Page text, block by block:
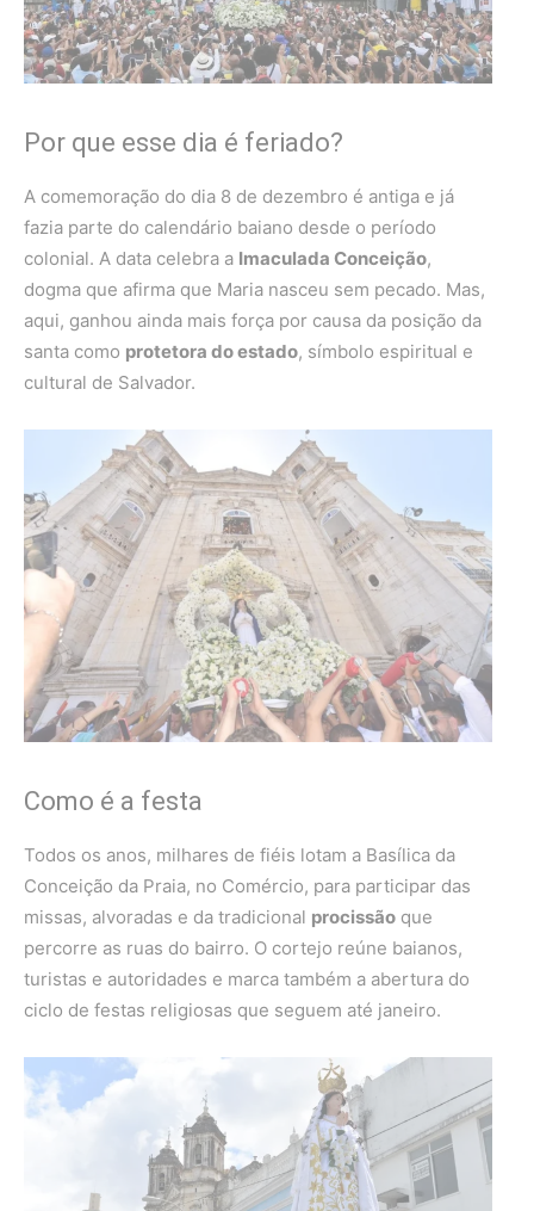
Por que esse dia é feriado?
A comemoração do dia 8 de dezembro é antiga e já
fazia parte do calendário baiano desde o período
colonial. A data celebra a Imaculada Conceição,
dogma que afirma que Maria nasceu sem pecado. Mas,
aqui, ganhou ainda mais força por causa da posição da
santa como protetora do estado, símbolo espiritual e
cultural de Salvador.
Como é a festa
Todos os anos, milhares de fiéis lotam a Basílica da
Conceição da Praia, no Comércio, para participar das
missas, alvoradas e da tradicional procissão que
percorre as ruas do bairro. O cortejo reúne baianos,
turistas e autoridades e marca também a abertura do
ciclo de festas religiosas que seguem até janeiro.